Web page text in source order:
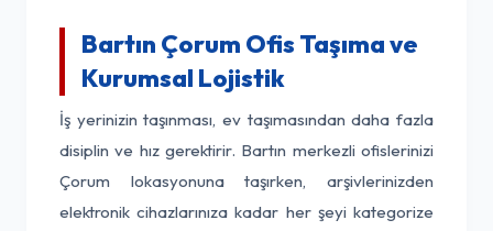
Bartın Çorum Ofis Taşıma ve
Kurumsal Lojistik
İş yerinizin taşınması, ev taşımasından daha fazla
disiplin ve hız gerektirir. Bartın merkezli ofislerinizi
Çorum lokasyonuna taşırken, arşivlerinizden
elektronik cihazlarınıza kadar her şeyi kategorize